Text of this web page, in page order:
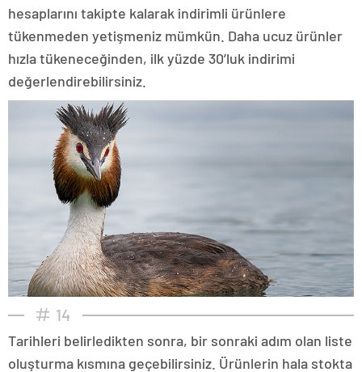
hesaplarını takipte kalarak indirimli ürünlere
tükenmeden yetişmeniz mümkün. Daha ucuz ürünler
hızla tükeneceğinden, ilk yüzde 30’luk indirimi
değerlendirebilirsiniz.
14
Tarihleri belirledikten sonra, bir sonraki adım olan liste
oluşturma kısmına geçebilirsiniz. Ürünlerin hala stokta